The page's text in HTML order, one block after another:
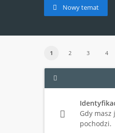
Nowy temat
1 2 3 4
Gdy masz
pochodzi.